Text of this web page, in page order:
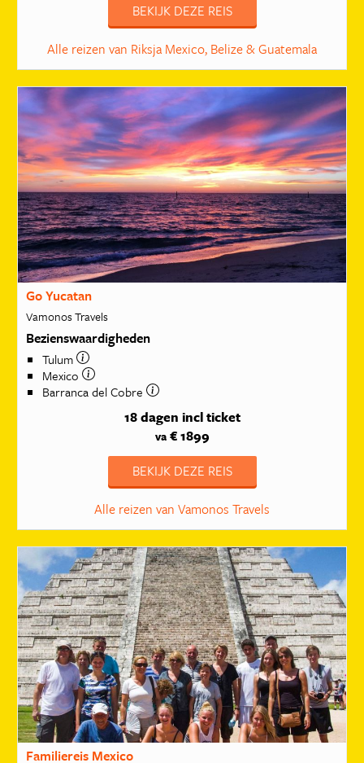
BEKIJK DEZE REIS
Alle reizen van Riksja Mexico, Belize & Guatemala
Go Yucatan
Vamonos Travels
Bezienswaardigheden
Tulum
Mexico
Barranca del Cobre
18 dagen incl ticket
va€ 1899
BEKIJK DEZE REIS
Alle reizen van Vamonos Travels
Familiereis Mexico